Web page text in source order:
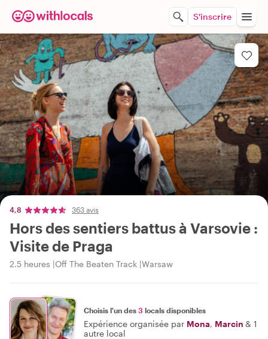
S'inscrire
4,8 363 avis
Hors des sentiers battus à Varsovie :
Visite de Praga
2.5 heures Off The Beaten Track Warsaw
Choisis l'un des 3 locals disponibles
Expérience organisée par Mona, Marcin & 1
autre local